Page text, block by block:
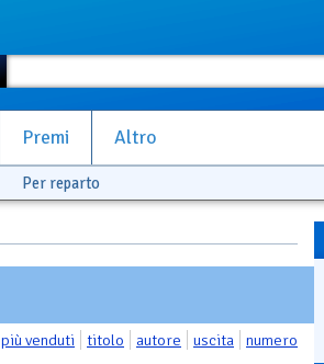
Premi Altro
Per reparto
più venduti titolo autore uscita numero